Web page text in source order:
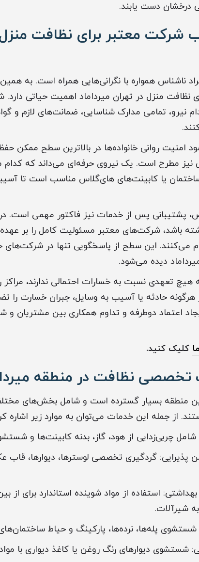
درخشان دست یابند.
شرکت معتبر برای نظافت منزل
ناشناس همواره با نگرانی‌هایی همراه است. به
نظافت منزل در تهران میرداماد اهمیت حیاتی
نیرو، تمامی مدارک شناسایی، ضمانت‌های لازم و
امنیت روانی خانواده‌ها در بالاترین سطح ممکن
مطرح است. یک نیروی حرفه‌ای می‌داند که کدام
یا کابینت‌های های‌گلاس مناسب است تا
پشتیبانی پس از خدمات نیز فاکتور مهمی است.
باشد، شرکت‌های معتبر مسئولیت کامل را بر
می‌کنند. این سطح از پاسخگویی تنها در شرکت‌های
دیده می‌شود.
هیچ تعهدی نسبت به خسارات احتمالی ندارند،
حادثه یا آسیب به وسایل، جبران خسارت را
اعتماد دوطرفه و تداوم همکاری بین مشتریان و
کلیک کنید.
نظافت در منطقه
منطقه بسیار گسترده است و شامل بخش‌های
از جمله این خدمات می‌توان به موارد زیر اشاره
چربی‌زدایی از هود، گاز، بدنه کابینت‌ها و
پذیرایی: گردگیری تخصصی لوسترها، دیوارها،
استفاده از مواد شوینده استاندارد برای از
شیرآلات.
پله‌ها، نرده‌ها، پارکینگ و حیاط
شستشوی دیوارهای رنگ روغن یا کاغذ دیواری با